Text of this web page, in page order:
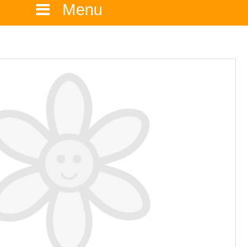
Menu
La boutique
Promotions et évènements
Calendrier horticole
Emplois